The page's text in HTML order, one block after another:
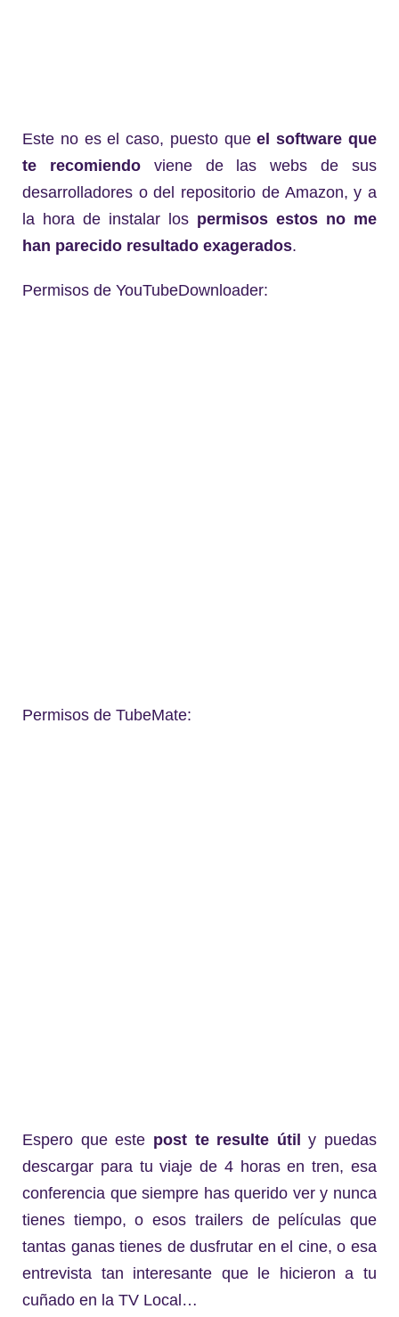
Este no es el caso, puesto queel software que
te recomiendoviene de las webs de sus
desarrolladores o del repositorio de Amazon, y a
la hora de instalar los permisos estos no me
han parecido resultado exagerados.
Permisos de YouTubeDownloader:
Permisos de TubeMate:
Espero que este post te resulte útil
y puedas
descargar para tu viaje de 4 horas en tren, esa
conferencia que siempre has querido ver y nunca
tienes tiempo, o esos trailers de películas que
tantas ganas tienes de dusfrutar en el cine, o esa
entrevista tan interesante que le hicieron a tu
cuñado en la TV Local…